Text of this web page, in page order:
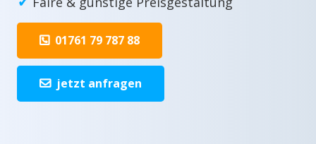
01761 79 787 88
jetzt anfragen